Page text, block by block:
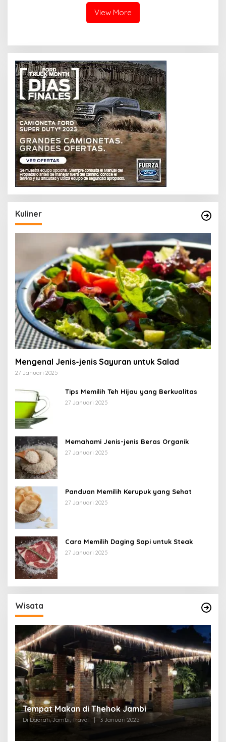
View More
Kuliner
Mengenal Jenis-jenis Sayuran untuk Salad
27 Januari 2025
Tips Memilih Teh Hijau yang Berkualitas
27 Januari 2025
Memahami Jenis-jenis Beras Organik
27 Januari 2025
Panduan Memilih Kerupuk yang Sehat
27 Januari 2025
Cara Memilih Daging Sapi untuk Steak
27 Januari 2025
Wisata
Tempat Makan di Thehok Jambi
Di Daerah, Jambi, Travel 3 Januari 2025